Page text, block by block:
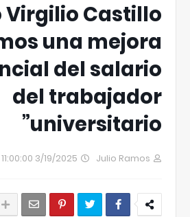
Virgilio Castillo
una mejora
del salario
del trabajador
universitario”
Julio Ramos 3/19/2025 11:00:00 م